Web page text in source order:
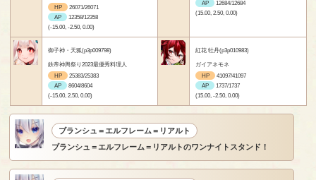
HP
26071/26071
AP
12358/12358
(-15.00, -2.50, 0.00)
AP
12684/12684
(15.00, 2.50, 0.00)
御子神・天狐(p3p009798)
鉄帝神輿祭り2023最優秀料理人
HP
25383/25383
AP
8604/8604
(-15.00, 2.50, 0.00)
紅花 牡丹(p3p010983)
ガイアネモネ
HP
41097/41097
AP
1737/1737
(15.00, -2.50, 0.00)
ブランシュ＝エルフレーム＝リアルト
ブランシュ＝エルフレーム＝リアルトのワンナイトスタンド！